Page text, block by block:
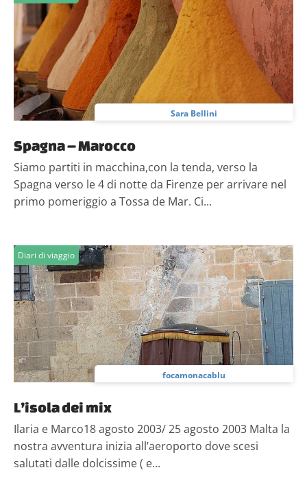
Sara Bellini
Spagna – Marocco
Siamo partiti in macchina,con la tenda, verso la
Spagna verso le 4 di notte da Firenze per arrivare nel
primo pomeriggio a Tossa de Mar. Ci...
Diari di viaggio
focamonacablu
L’isola dei mix
Ilaria e Marco18 agosto 2003/ 25 agosto 2003 Malta la
nostra avventura inizia all’aeroporto dove scesi
salutati dalle dolcissime ( e...